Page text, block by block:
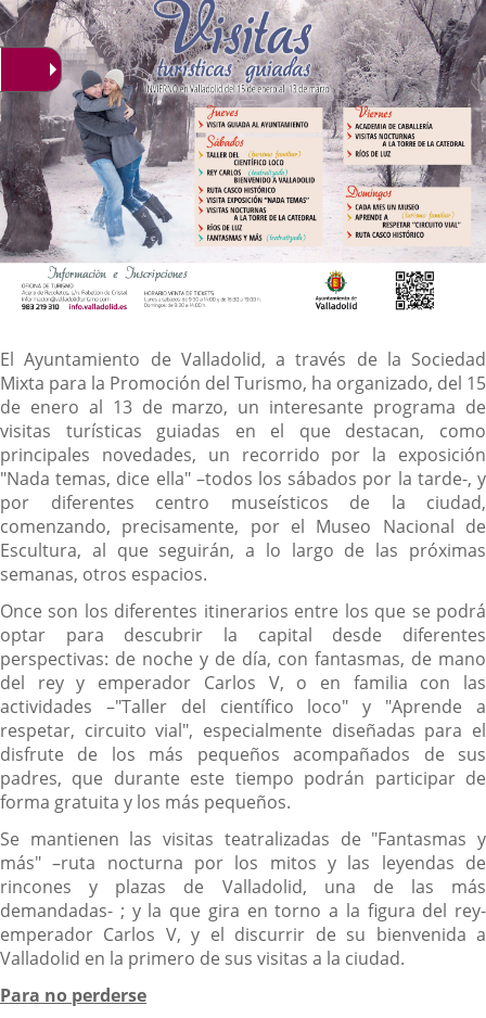
Descripción
El Ayuntamiento de Valladolid, a través de la Sociedad
Mixta para la Promoción del Turismo, ha organizado, del 15
de enero al 13 de marzo, un interesante programa de
visitas turísticas guiadas en el que destacan, como
principales novedades, un recorrido por la exposición
"Nada temas, dice ella" –todos los sábados por la tarde-, y
por diferentes centro museísticos de la ciudad,
comenzando, precisamente, por el Museo Nacional de
Escultura, al que seguirán, a lo largo de las próximas
semanas, otros espacios.
Once son los diferentes itinerarios entre los que se podrá
optar para descubrir la capital desde diferentes
perspectivas: de noche y de día, con fantasmas, de mano
del rey y emperador Carlos V, o en familia con las
actividades –"Taller del científico loco" y "Aprende a
respetar, circuito vial", especialmente diseñadas para el
disfrute de los más pequeños acompañados de sus
padres, que durante este tiempo podrán participar de
forma gratuita y los más pequeños.
Se mantienen las visitas teatralizadas de "Fantasmas y
más" –ruta nocturna por los mitos y las leyendas de
rincones y plazas de Valladolid, una de las más
demandadas- ; y la que gira en torno a la figura del rey-
emperador Carlos V, y el discurrir de su bienvenida a
Valladolid en la primero de sus visitas a la ciudad.
Para no perderse